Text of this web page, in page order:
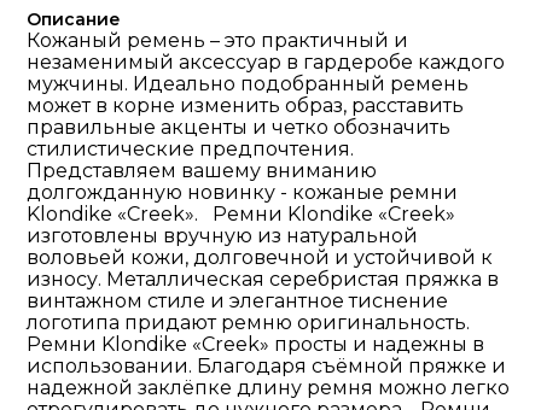
Описание
Кожаный ремень – это практичный и
незаменимый аксессуар в гардеробе каждого
мужчины. Идеально подобранный ремень
может в корне изменить образ, расставить
правильные акценты и четко обозначить
стилистические предпочтения.
Представляем вашему вниманию
долгожданную новинку - кожаные ремни
Klondike «Creek». Ремни Klondike «Creek»
изготовлены вручную из натуральной
воловьей кожи, долговечной и устойчивой к
износу. Металлическая серебристая пряжка в
винтажном стиле и элегантное тиснение
логотипа придают ремню оригинальность.
Ремни Klondike «Creek» просты и надежны в
использовании. Благодаря съёмной пряжке и
надежной заклёпке длину ремня можно легко